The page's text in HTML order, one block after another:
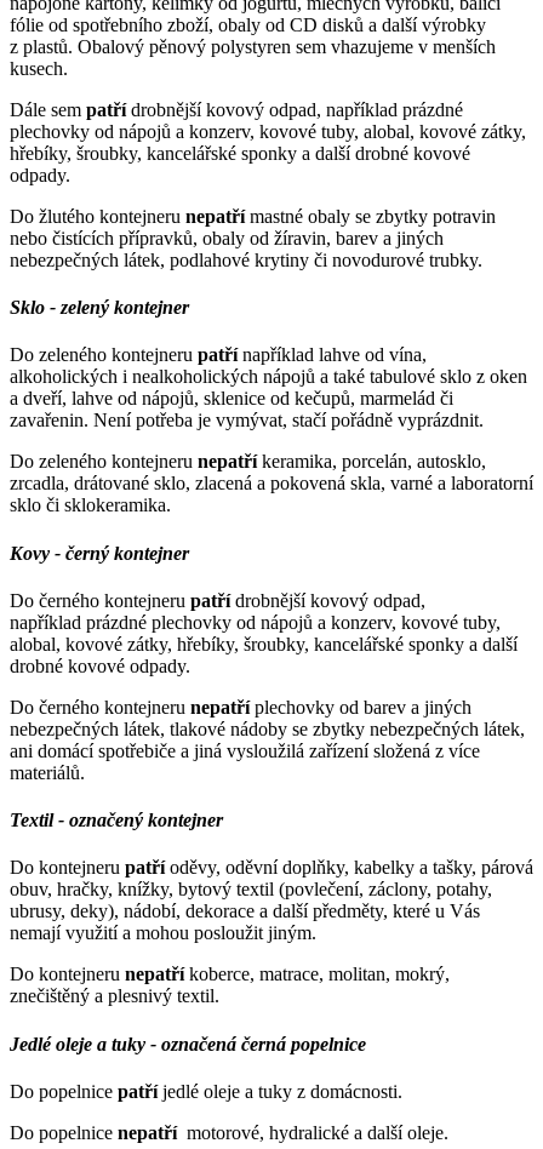
fólie od spotřebního zboží, obaly od CD disků a další výrobky
z plastů. Obalový pěnový polystyren sem vhazujeme v menších
kusech.
Dále sem patřídrobnější kovový odpad, například prázdné
plechovky od nápojů a konzerv, kovové tuby, alobal, kovové zátky,
hřebíky, šroubky, kancelářské sponky a další drobné kovové
odpady.
Do žlutého kontejneru nepatřímastné obaly se zbytky potravin
nebo čistících přípravků, obaly od žíravin, barev a jiných
nebezpečných látek, podlahové krytiny či novodurové trubky.
Sklo - zelený kontejner
Do zeleného kontejneru patřínapříklad lahve od vína,
alkoholických i nealkoholických nápojů a také tabulové sklo z oken
a dveří, lahve od nápojů, sklenice od kečupů, marmelád či
zavařenin. Není potřeba je vymývat, stačí pořádně vyprázdnit.
Do zeleného kontejneru nepatříkeramika, porcelán, autosklo,
zrcadla, drátované sklo, zlacená a pokovená skla, varné a laboratorní
sklo či sklokeramika.
Kovy - černý kontejner
Do černého kontejneru patřídrobnější kovový odpad,
například prázdné plechovky od nápojů a konzerv, kovové tuby,
alobal, kovové zátky, hřebíky, šroubky, kancelářské sponky a další
drobné kovové odpady.
Do černého kontejneru nepatříplechovky od barev a jiných
nebezpečných látek, tlakové nádoby se zbytky nebezpečných látek,
ani domácí spotřebiče a jiná vysloužilá zařízení složená z více
materiálů.
Textil - označený kontejner
Do kontejneru patříoděvy, oděvní doplňky, kabelky a tašky, párová
obuv, hračky, knížky, bytový textil (povlečení, záclony, potahy,
ubrusy, deky), nádobí, dekorace a další předměty, které u Vás
nemají využití a mohou posloužit jiným.
Do kontejneru nepatříkoberce, matrace, molitan, mokrý,
znečištěný a plesnivý textil.
Jedlé oleje a tuky - označená černá popelnice
Do popelnice patříjedlé oleje a tuky z domácnosti.
Do popelnice nepatřímotorové, hydralické a další oleje.